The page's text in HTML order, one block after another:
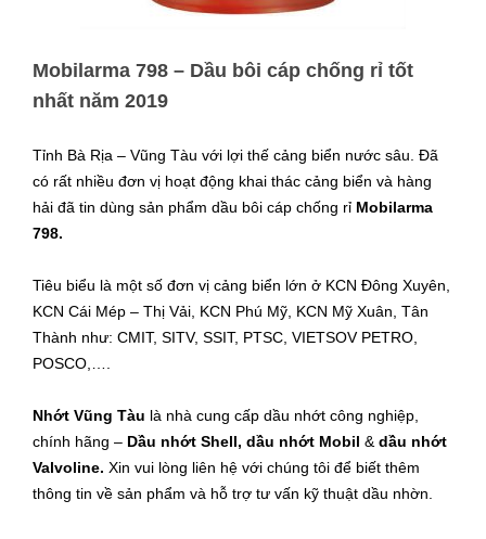
Mobilarma 798 – Dầu bôi cáp chống rỉ tốt
nhất năm 2019
Tỉnh Bà Rịa – Vũng Tàu với lợi thế cảng biển nước sâu. Đã
có rất nhiều đơn vị hoạt động khai thác cảng biển và hàng
hải đã tin dùng sản phẩm dầu bôi cáp chống rỉ Mobilarma
798.
Tiêu biểu là một số đơn vị cảng biển lớn ở KCN Đông Xuyên,
KCN Cái Mép – Thị Vải, KCN Phú Mỹ, KCN Mỹ Xuân, Tân
Thành như: CMIT, SITV, SSIT, PTSC, VIETSOV PETRO,
POSCO,….
Nhớt Vũng Tàu là nhà cung cấp dầu nhớt công nghiệp,
chính hãng – Dầu nhớt Shell, dầu nhớt Mobil &dầu nhớt
Valvoline. Xin vui lòng liên hệ với chúng tôi để biết thêm
thông tin về sản phẩm và hỗ trợ tư vấn kỹ thuật dầu nhờn.